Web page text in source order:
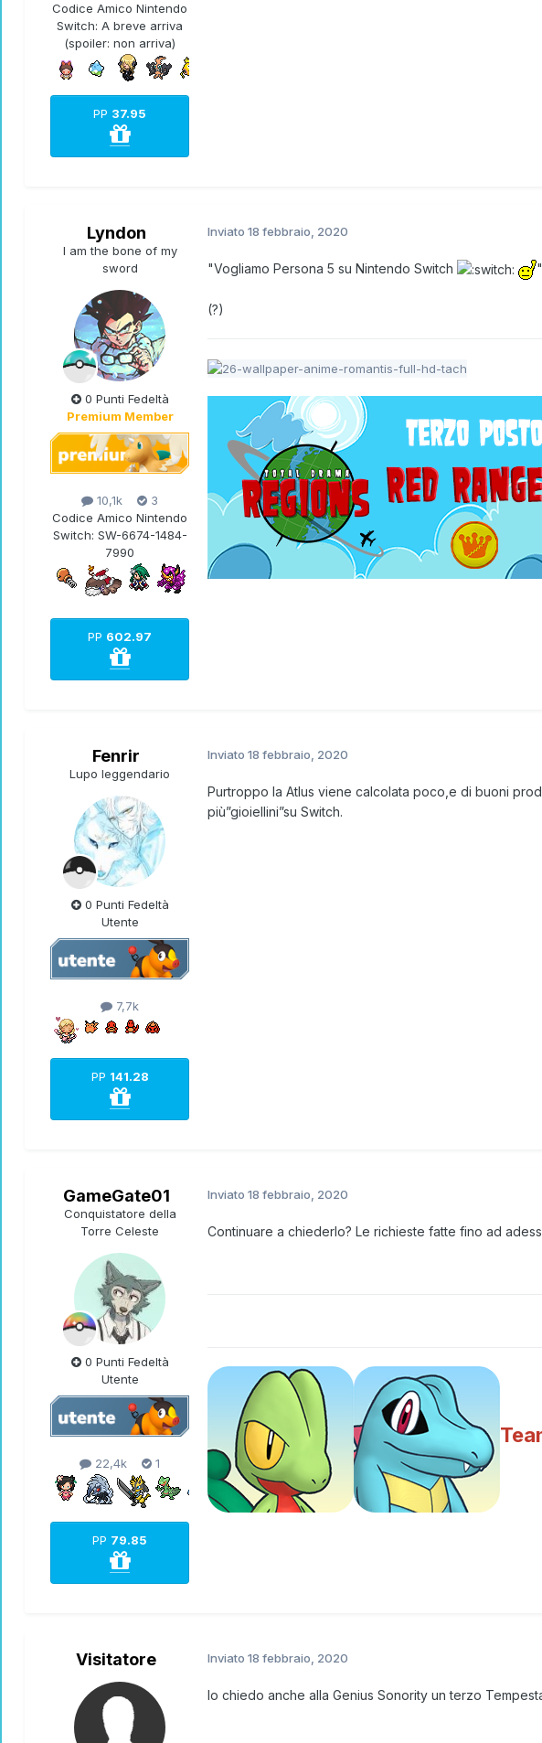
Codice Amico Nintendo
Switch: A breve arriva
(spoiler: non arriva)
PP 37.95
Lyndon
I am the bone of my
sword
0 Punti Fedeltà
Premium Member
10,1k
3
Codice Amico Nintendo
Switch: SW-6674-1484-
7990
PP 602.97
Inviato 18 febbraio, 2020
"Vogliamo Persona 5 su Nintendo Switch "
(?)
Fenrir
Lupo leggendario
0 Punti Fedeltà
Utente
7,7k
PP 141.28
Inviato 18 febbraio, 2020
Purtroppo la Atlus viene calcolata poco,e di buoni
più”gioiellini”su Switch.
GameGate01
Conquistatore della
Torre Celeste
0 Punti Fedeltà
Utente
22,4k 1
PP 79.85
Inviato 18 febbraio, 2020
Continuare a chiederlo? Le richieste fatte fino ad
Visitatore Inviato 18 febbraio, 2020
Io chiedo anche alla Genius Sonority un terzo